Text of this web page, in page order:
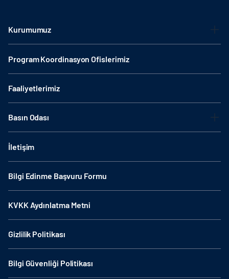
Kurumumuz
Program Koordinasyon Ofislerimiz
Faaliyetlerimiz
Basın Odası
İletişim
Bilgi Edinme Başvuru Formu
KVKK Aydınlatma Metni
Gizlilik Politikası
Bilgi Güvenliği Politikası